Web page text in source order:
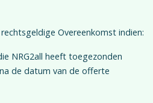
Overeenkomst indien:
NRG2all heeft toegezonden
de datum van de offerte